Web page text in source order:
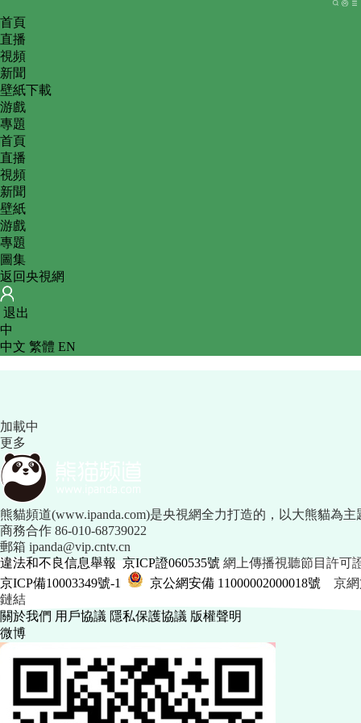
首頁
直播
視頻
新聞
壁紙下載
游戲
專題
首頁
直播
視頻
新聞
壁紙
游戲
專題
圖集
返回央視網
退出
中
中文 繁體 EN
加載中
更多
熊貓頻道(www.ipanda.com)是央視網全力打造的，以大熊貓為
商務合作 86-010-68739022
郵箱 ipanda@vip.cntv.cn
違法和不良信息舉報 京ICP證060535號 網上傳播視聽節目許可
京ICP備10003349號-1
京公網安備 11000002000018號
京網
鏈結
關於我們 用戶協議 隱私保護協議 版權聲明
微博